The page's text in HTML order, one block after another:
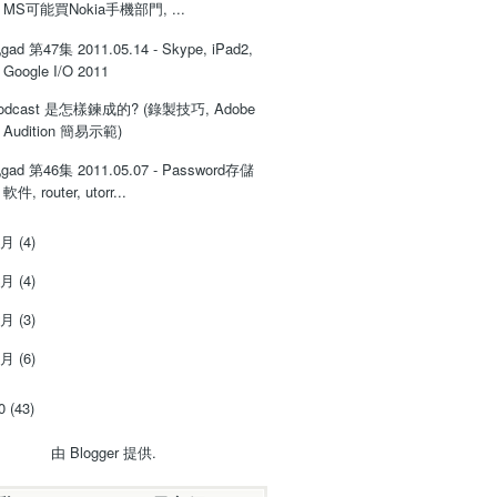
MS可能買Nokia手機部門, ...
第47集 2011.05.14 - Skype, iPad2,
Google I/O 2011
是怎樣鍊成的? (錄製技巧, Adobe
Audition 簡易示範)
第46集 2011.05.07 - Password存儲
軟件, router, utorr...
(4)
(4)
(3)
(6)
(43)
由 Blogger提供.